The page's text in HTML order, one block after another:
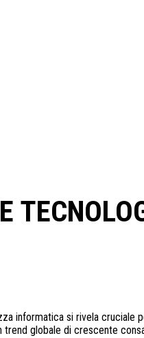
informatica si rivela
trend globale di crescente